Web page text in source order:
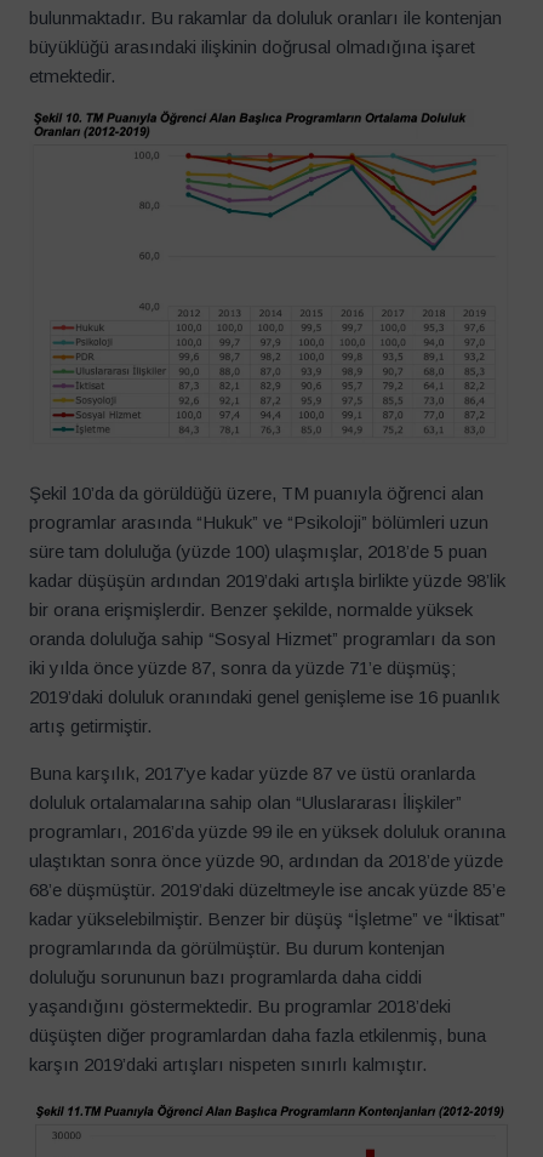
bulunmaktadır. Bu rakamlar da doluluk oranları ile kontenjan
büyüklüğü arasındaki ilişkinin doğrusal olmadığına işaret
etmektedir.
Şekil 10’da da görüldüğü üzere, TM puanıyla öğrenci alan
programlar arasında “Hukuk” ve “Psikoloji” bölümleri uzun
süre tam doluluğa (yüzde 100) ulaşmışlar, 2018’de 5 puan
kadar düşüşün ardından 2019’daki artışla birlikte yüzde 98’lik
bir orana erişmişlerdir. Benzer şekilde, normalde yüksek
oranda doluluğa sahip “Sosyal Hizmet” programları da son
iki yılda önce yüzde 87, sonra da yüzde 71’e düşmüş;
2019’daki doluluk oranındaki genel genişleme ise 16 puanlık
artış getirmiştir.
Buna karşılık, 2017’ye kadar yüzde 87 ve üstü oranlarda
doluluk ortalamalarına sahip olan “Uluslararası İlişkiler”
programları, 2016’da yüzde 99 ile en yüksek doluluk oranına
ulaştıktan sonra önce yüzde 90, ardından da 2018’de yüzde
68’e düşmüştür. 2019’daki düzeltmeyle ise ancak yüzde 85’e
kadar yükselebilmiştir. Benzer bir düşüş “İşletme” ve “İktisat”
programlarında da görülmüştür. Bu durum kontenjan
doluluğu sorununun bazı programlarda daha ciddi
yaşandığını göstermektedir. Bu programlar 2018’deki
düşüşten diğer programlardan daha fazla etkilenmiş, buna
karşın 2019’daki artışları nispeten sınırlı kalmıştır.